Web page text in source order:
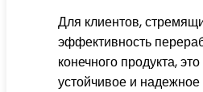
Для клиентов,
эффективность
конечного продукта,
устойчивое и